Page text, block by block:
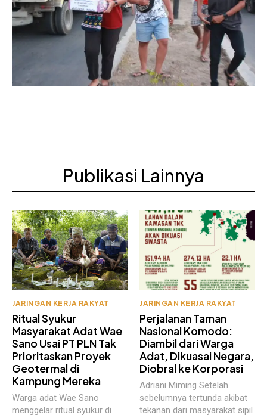
Publikasi Lainnya
JARINGAN KERJA RAKYAT
Ritual Syukur
Masyarakat Adat Wae
Sano Usai PT PLN Tak
Prioritaskan Proyek
Geotermal di
Kampung Mereka
Warga adat Wae Sano
menggelar ritual syukur di
JARINGAN KERJA RAKYAT
Perjalanan Taman
Nasional Komodo:
Diambil dari Warga
Adat, Dikuasai Negara,
Diobral ke Korporasi
Adriani Miming Setelah
sebelumnya tertunda akibat
tekanan dari masyarakat sipil